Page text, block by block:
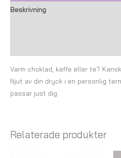
Beskrivning
Varm choklad, kaffe eller te?
Njut av din dryck i en personlig
passar just dig.
Relaterade produkter